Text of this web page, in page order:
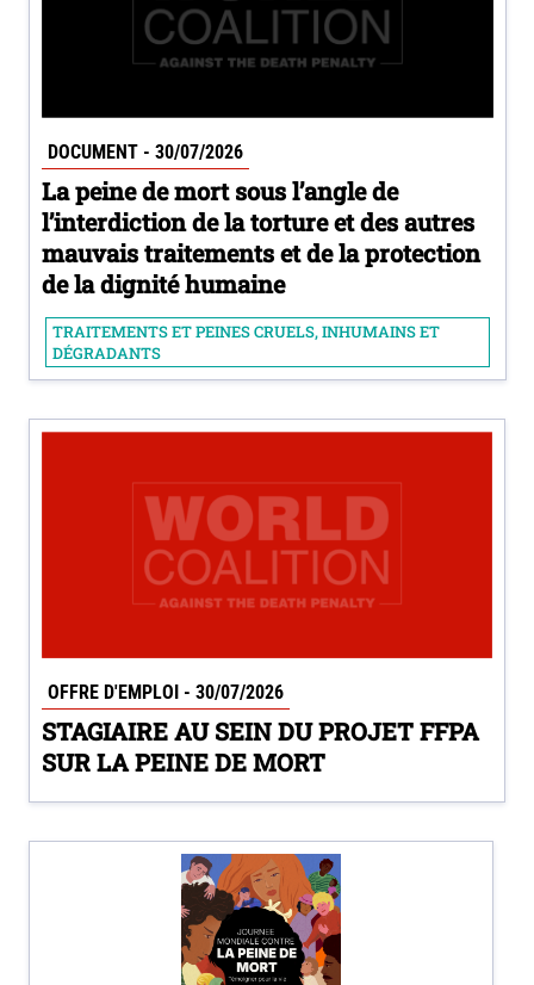
DOCUMENT - 30/07/2026
La peine de mort sous l’angle de
l’interdiction de la torture et des autres
mauvais traitements et de la protection
de la dignité humaine
TRAITEMENTS ET PEINES CRUELS, INHUMAINS ET
DÉGRADANTS
OFFRE D'EMPLOI - 30/07/2026
STAGIAIRE AU SEIN DU PROJET FFPA
SUR LA PEINE DE MORT